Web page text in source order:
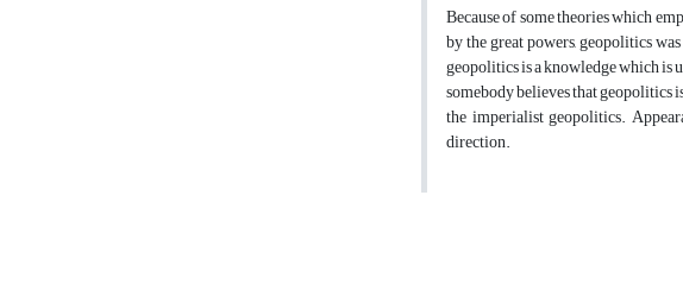
Because of some theories which
by the great powers, geopolitics
geopolitics is a knowledge which is
somebody believes that geopolitics
the imperialist geopolitics.
direction.